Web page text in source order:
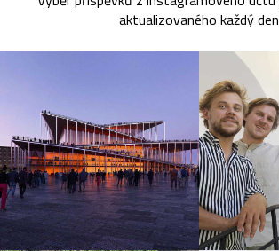
aktualizovaného každý den